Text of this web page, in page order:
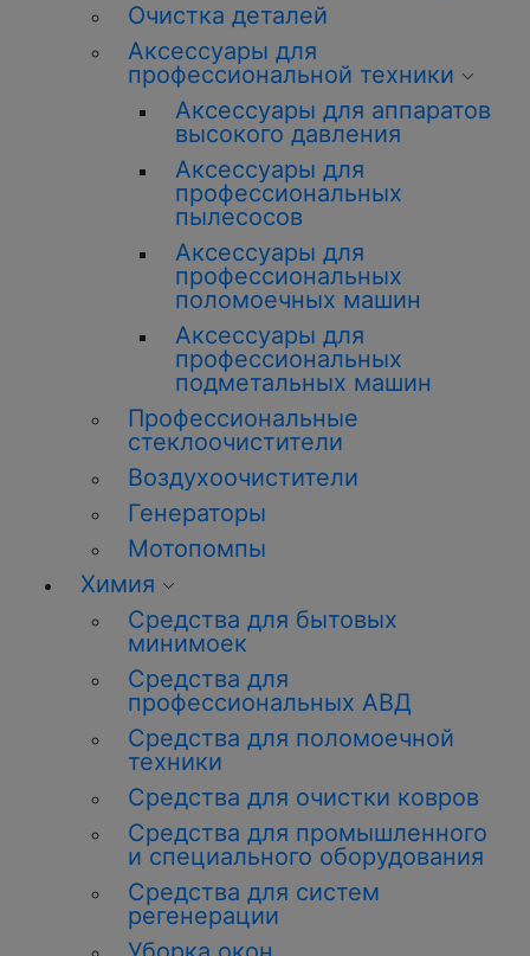
Очистка деталей
Аксессуары для
профессиональной техники
Аксессуары для аппаратов
высокого давления
Аксессуары для
профессиональных
пылесосов
Аксессуары для
профессиональных
поломоечных машин
Аксессуары для
профессиональных
подметальных машин
Профессиональные
стеклоочистители
Воздухоочистители
Генераторы
Мотопомпы
Химия
Средства для бытовых
минимоек
Средства для
профессиональных АВД
Средства для поломоечной
техники
Средства для очистки ковров
Средства для промышленного
и специального оборудования
Средства для систем
регенерации